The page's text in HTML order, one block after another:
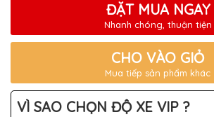
HƠI
CAO
CẤP
ĐẶT MUA NGAY
Nhanh chóng, thuận tiện
CHO VÀO GIỎ
Mua tiếp sản phẩm khác
VÌ SAO CHỌN ĐỘ XE VIP ?